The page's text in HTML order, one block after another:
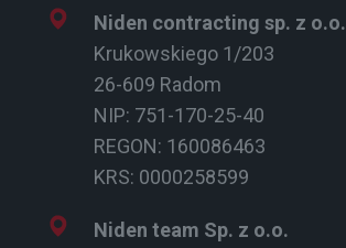
Niden contracting sp. z o.o.
Krukowskiego 1/203
26-609 Radom
NIP: 751-170-25-40
REGON: 160086463
KRS: 0000258599
Niden team Sp. z o.o.